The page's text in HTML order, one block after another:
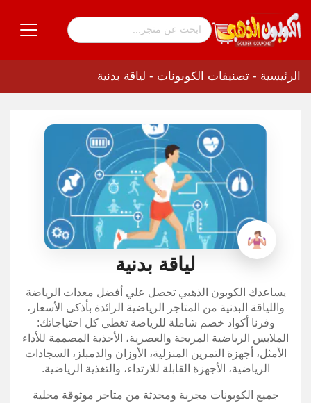
الرئيسية - تصنيفات الكوبونات - لياقة بدنية
لياقة بدنية
يساعدك الكوبون الذهبي تحصل علي أفضل معدات الرياضة
واللياقة البدنية من المتاجر الرياضية الرائدة بأذكى الأسعار،
وفرنا أكواد خصم شاملة للرياضة تغطي كل احتياجاتك:
الملابس الرياضية المريحة والعصرية، الأحذية المصممة للأداء
الأمثل، أجهزة التمرين المنزلية، الأوزان والدمبلز، السجادات
الرياضية، الأجهزة القابلة للارتداء، والتغذية الرياضية.
جميع الكوبونات مجربة ومحدثة من متاجر موثوقة محلية